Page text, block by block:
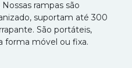
rampas são
suportam até 300
São portáteis,
forma móvel ou fixa.